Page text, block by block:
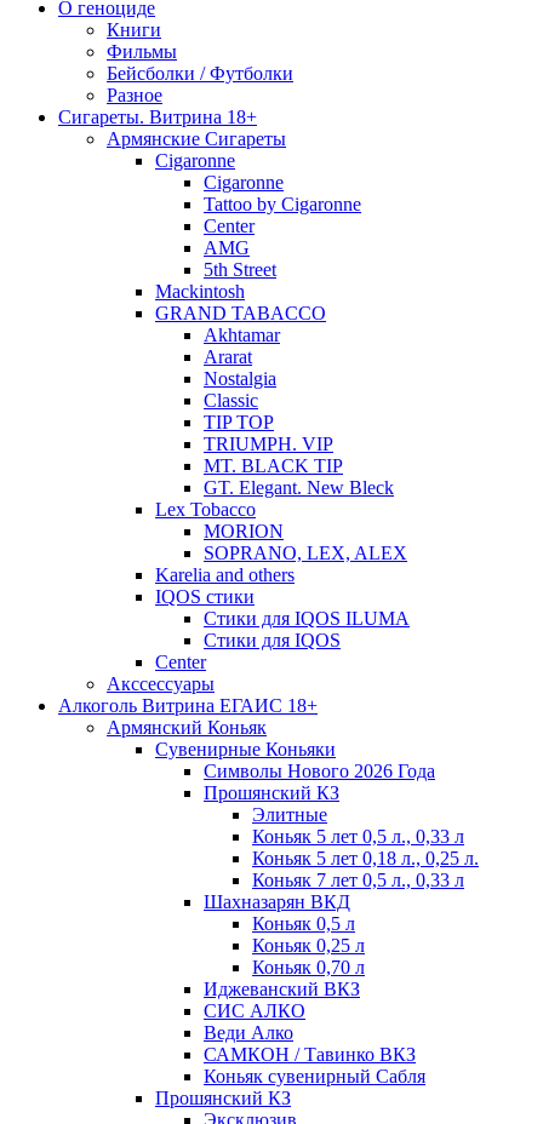
О геноциде
Книги
Фильмы
Бейсболки / Футболки
Разное
Сигареты. Витрина 18+
Армянские Сигареты
Cigaronne
Cigaronne
Tattoo by Cigaronne
Center
AMG
5th Street
Mackintosh
GRAND TABACCO
Akhtamar
Ararat
Nostalgia
Classic
TIP TOP
TRIUMPH. VIP
MT. BLACK TIP
GT. Elegant. New Bleck
Lex Tobacco
MORION
SOPRANO, LEX, ALEX
Karelia and others
IQOS стики
Стики для IQOS ILUMA
Стики для IQOS
Сenter
Акссессуары
Алкоголь Витрина ЕГАИС 18+
Армянский Коньяк
Сувенирные Коньяки
Символы Нового 2026 Года
Прошянский КЗ
Элитные
Коньяк 5 лет 0,5 л., 0,33 л
Коньяк 5 лет 0,18 л., 0,25 л.
Коньяк 7 лет 0,5 л., 0,33 л
Шахназарян ВКД
Коньяк 0,5 л
Коньяк 0,25 л
Коньяк 0,70 л
Иджеванский ВКЗ
СИС АЛКО
Веди Алко
САМКОН / Тавинко ВКЗ
Коньяк сувенирный Сабля
Прошянский КЗ
Эксклюзив